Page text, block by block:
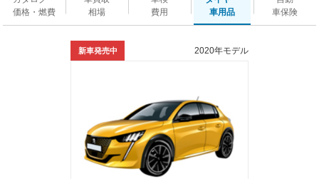
価格・燃費
相場
費用
車用品
車保険
新車発売中 2020年モデル